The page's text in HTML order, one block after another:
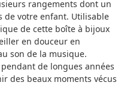
rangements dont un
votre enfant. Utilisable
de cette boîte à bijoux
en douceur en
son de la musique.
de longues années
des beaux moments vécus